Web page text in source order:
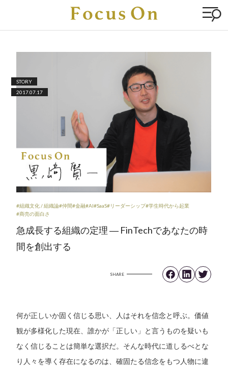
STORY
2017.07.17
#組織文化 / 組織論#仲間#金融#AI#SaaS#リーダーシップ#学生時代から起業
#商売の面白さ
急成長する組織の定理 ― FinTechであなたの時
間を創出する
SHARE
何が正しいか固く信じる思い、人はそれを信念と呼ぶ。価値
観が多様化した現在、誰かが「正しい」と言うものを疑いも
なく信じることは簡単な選択だ。そんな時代に道しるべとな
り人々を導く存在になるのは、確固たる信念をもつ人物に違